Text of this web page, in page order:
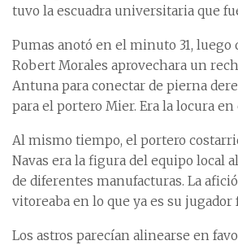
tuvo la escuadra universitaria que
Pumas anotó en el minuto 31, luego
Robert Morales aprovechara un
Antuna para conectar de pierna
para el portero Mier. Era la locura en
Al mismo tiempo, el portero
Navas era la figura del equipo local
de diferentes manufacturas. La
vitoreaba en lo que ya es su jugador
Los astros parecían alinearse en